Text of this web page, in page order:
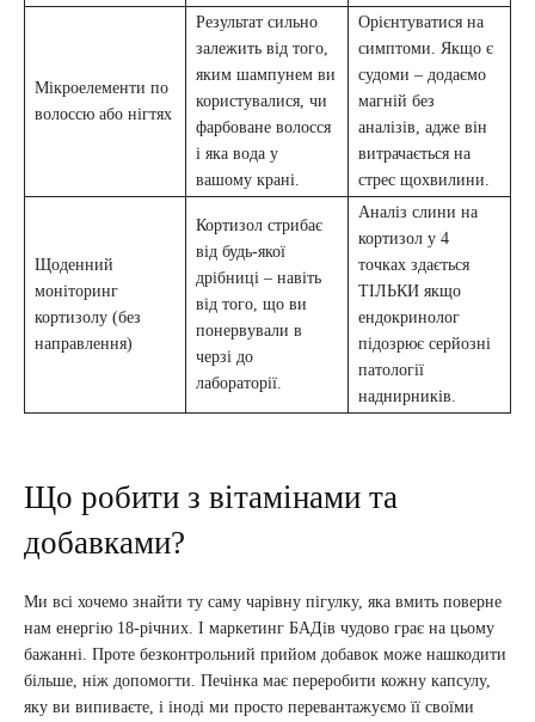
Мікроелементи по
волоссю або нігтях
Результат сильно
залежить від того,
яким шампунем ви
користувалися, чи
фарбоване волосся
і яка вода у
вашому крані.
Орієнтуватися на
симптоми. Якщо є
судоми – додаємо
магній без
аналізів, адже він
витрачається на
стрес щохвилини.
Щоденний
моніторинг
кортизолу (без
направлення)
Кортизол стрибає
від будь-якої
дрібниці – навіть
від того, що ви
понервували в
черзі до
лабораторії.
Аналіз слини на
кортизол у 4
точках здається
ТІЛЬКИ якщо
ендокринолог
підозрює серйозні
патології
наднирників.
Що робити з вітамінами та
добавками?
Ми всі хочемо знайти ту саму чарівну пігулку, яка вмить поверне
нам енергію 18-річних. І маркетинг БАДів чудово грає на цьому
бажанні. Проте безконтрольний прийом добавок може нашкодити
більше, ніж допомогти. Печінка має переробити кожну капсулу,
яку ви випиваєте, і іноді ми просто перевантажуємо її своїми